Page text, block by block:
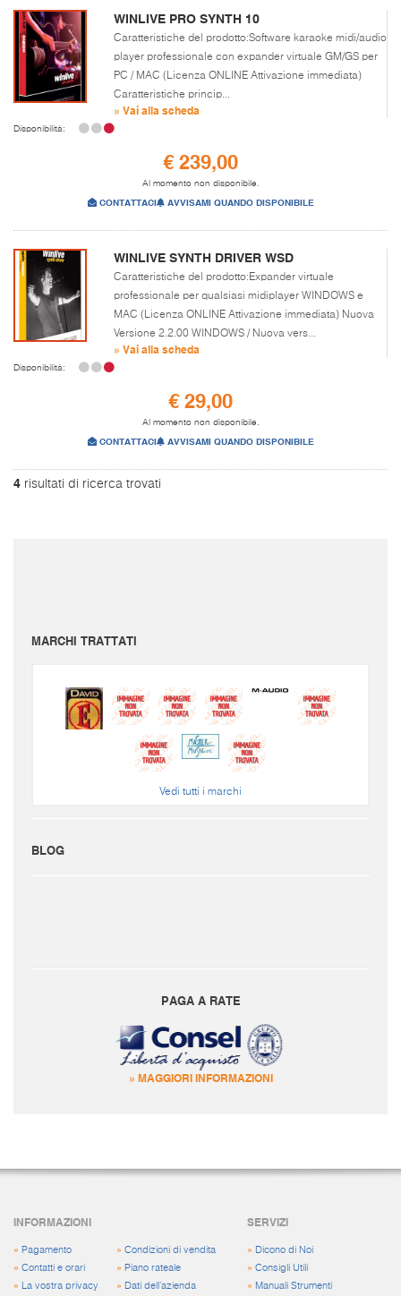
WINLIVE PRO SYNTH 10
Caratteristiche del prodotto:Software karaoke midi/audio
player professionale con expander virtuale GM/GS per
PC / MAC (Licenza ONLINE Attivazione immediata)
Caratteristiche princip...
» Vai alla scheda
Disponibilità:
€ 239,00
Al momento non disponibile.
CONTATTACI AVVISAMI QUANDO DISPONIBILE
WINLIVE SYNTH DRIVER WSD
Caratteristiche del prodotto:Expander virtuale
professionale per qualsiasi midiplayer WINDOWS e
MAC (Licenza ONLINE Attivazione immediata) Nuova
Versione 2.2.00 WINDOWS / Nuova vers...
» Vai alla scheda
Disponibilità:
€ 29,00
Al momento non disponibile.
CONTATTACI AVVISAMI QUANDO DISPONIBILE
4 risultati di ricerca trovati
MARCHI TRATTATI
Vedi tutti i marchi
BLOG
PAGA A RATE
» MAGGIORI INFORMAZIONI
INFORMAZIONI
» Pagamento
» Contatti e orari
»
La vostra privacy
» Condizioni di vendita
» Piano rateale
» Dati dell'azienda
SERVIZI
» Dicono di Noi
»Consigli Utili
» Manuali Strumenti